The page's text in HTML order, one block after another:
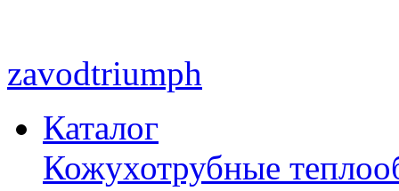
zavodtriumph
Каталог
Кожухотрубные